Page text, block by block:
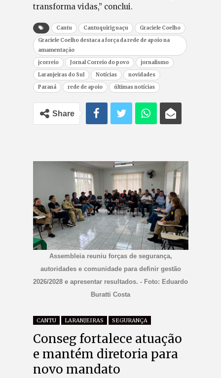
transforma vidas,” conclui.
Cantu Cantuquiriguaçu
Graciele Coelho
Graciele Coelho destaca a força da rede de apoio na
amamentação
jcorreio
Jornal Correio do povo
jornalismo
Laranjeiras do Sul
Notícias
novidades
Paraná
rede de apoio últimas notícias
Share
Assembleia reuniu forças de segurança,
autoridades e comunidade para definir gestão
2026/2028 e apresentar resultados. - Foto: Eduardo
Buratti Costa
CANTU LARANJEIRAS SEGURANÇA
Conseg fortalece atuação
e mantém diretoria para
novo mandato